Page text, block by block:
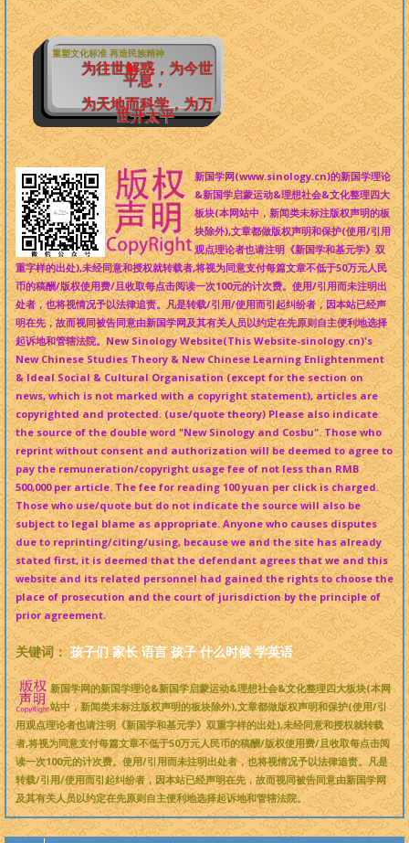
重塑文化标准 再造民族精神
为往世解惑，为今世
平息，
为天地而科学，为万
世开太平
新国学网(www.sinology.cn)的新国学理论
&新国学启蒙运动&理想社会&文化整理四大
板块(本网站中，新闻类未标注版权声明的板
块除外),文章都做版权声明和保护(使用/引用
观点理论者也请注明《新国学和基元学》双
重字样的出处),未经同意和授权就转载者,将视为同意支付每篇文章不低于50万元人民
币的稿酬/版权使用费/且收取每点击阅读一次100元的计次费。使用/引用而未注明出
处者，也将视情况予以法律追责。凡是转载/引用/使用而引起纠纷者，因本站已经声
明在先，故而视同被告同意由新国学网及其有关人员以约定在先原则自主便利地选择
起诉地和管辖法院。New Sinology Website(This Website-sinology.cn)'s
New Chinese Studies Theory & New Chinese Learning Enlightenment
& Ideal Social & Cultural Organisation (except for the section on
news, which is not marked with a copyright statement), articles are
copyrighted and protected. (use/quote theory) Please also indicate
the source of the double word "New Sinology and Cosbu". Those who
reprint without consent and authorization will be deemed to agree to
pay the remuneration/copyright usage fee of not less than RMB
500,000 per article. The fee for reading 100 yuan per click is charged.
Those who use/quote but do not indicate the source will also be
subject to legal blame as appropriate. Anyone who causes disputes
due to reprinting/citing/using, because we and the site has already
stated first, it is deemed that the defendant agrees that we and this
website and its related personnel had gained the rights to choose the
place of prosecution and the court of jurisdiction by the principle of
prior agreement.
关键词： 孩子们 家长 语言 孩子 什么时候 学英语
新国学网的新国学理论&新国学启蒙运动&理想社会&文化整理四大板块(本网
站中，新闻类未标注版权声明的板块除外),文章都做版权声明和保护(使用/引
用观点理论者也请注明《新国学和基元学》双重字样的出处),未经同意和授权就转载
者,将视为同意支付每篇文章不低于50万元人民币的稿酬/版权使用费/且收取每点击阅
读一次100元的计次费。使用/引用而未注明出处者，也将视情况予以法律追责。凡是
转载/引用/使用而引起纠纷者，因本站已经声明在先，故而视同被告同意由新国学网
及其有关人员以约定在先原则自主便利地选择起诉地和管辖法院。